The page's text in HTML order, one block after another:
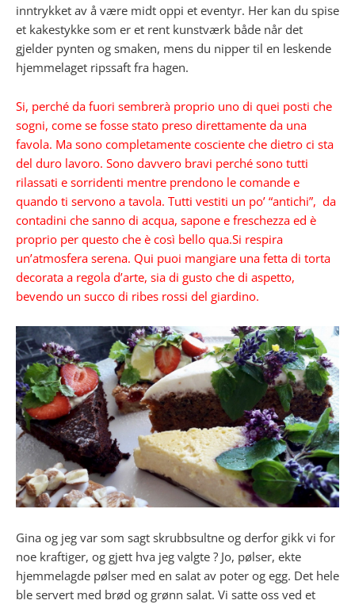
inntrykket av å være midt oppi et eventyr. Her kan du spise
et kakestykke som er et rent kunstværk både når det
gjelder pynten og smaken, mens du nipper til en leskende
hjemmelaget ripssaft fra hagen.
Si, perché da fuori sembrerà proprio uno di quei posti che
sogni, come se fosse stato preso direttamente da una
favola. Ma sono completamente cosciente che dietro ci sta
del duro lavoro. Sono davvero bravi perché sono tutti
rilassati e sorridenti mentre prendono le comande e
quando ti servono a tavola. Tutti vestiti un po’ “antichi”, da
contadini che sanno di acqua, sapone e freschezza ed è
proprio per questo che è così bello qua.Si respira
un’atmosfera serena. Qui puoi mangiare una fetta di torta
decorata a regola d’arte, sia di gusto che di aspetto,
bevendo un succo di ribes rossi del giardino.
Gina og jeg var som sagt skrubbsultne og derfor gikk vi for
noe kraftiger, og gjett hva jeg valgte ? Jo, pølser, ekte
hjemmelagde pølser med en salat av poter og egg. Det hele
ble servert med brød og grønn salat. Vi satte oss ved et